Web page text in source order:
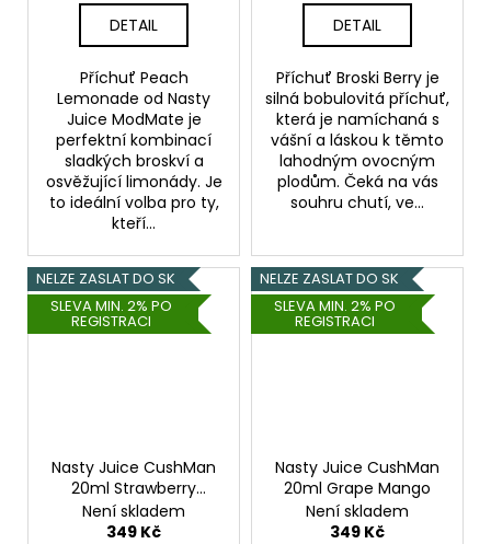
DETAIL
Příchuť Peach
Lemonade od Nasty
Juice ModMate je
perfektní kombinací
sladkých broskví a
osvěžující limonády. Je
to ideální volba pro ty,
kteří...
DETAIL
Příchuť Broski Berry je
silná bobulovitá příchuť,
která je namíchaná s
vášní a láskou k těmto
lahodným ovocným
plodům. Čeká na vás
souhru chutí, ve...
NELZE ZASLAT DO SK
SLEVA MIN. 2% PO
REGISTRACI
Nasty Juice CushMan
20ml Strawberry
Mango
Není skladem
349 Kč
NELZE ZASLAT DO SK
SLEVA MIN. 2% PO
REGISTRACI
Nasty Juice CushMan
20ml Grape Mango
Není skladem
349 Kč